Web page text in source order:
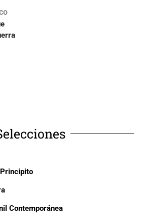
Contemporánea